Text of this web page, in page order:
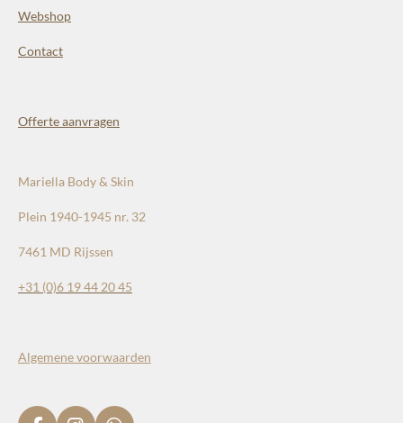
Webshop
Contact
Offerte aanvragen
Mariella Body & Skin
Plein 1940-1945 nr. 32
7461 MD Rijssen
+31 (0)6 19 44 20 45
Algemene voorwaarden